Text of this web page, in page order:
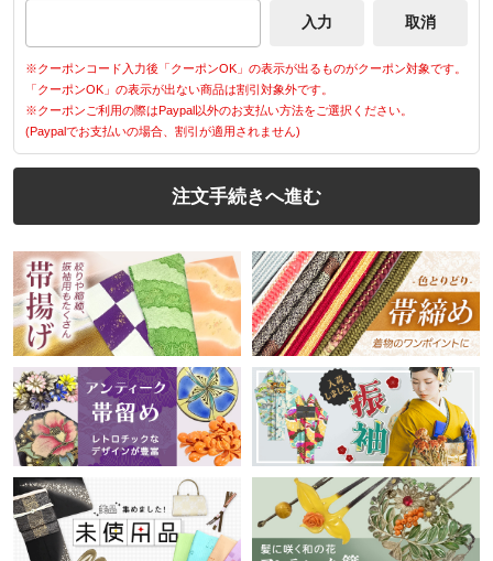
※クーポンコード入力後「クーポンOK」の表示が出るものがクーポン対象です。
「クーポンOK」の表示が出ない商品は割引対象外です。
※クーポンご利用の際はPaypal以外のお支払い方法をご選択ください。
(Paypalでお支払いの場合、割引が適用されません)
注文手続きへ進む